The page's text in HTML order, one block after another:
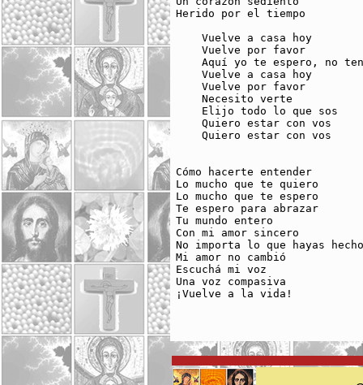
Herido por el tiempo
    Vuelve a casa hoy
    Vuelve por favor
Aquí yo te espero, no
    Vuelve a casa hoy
    Vuelve por favor
    Necesito verte
    Elijo todo lo que sos
    Quiero estar con vos
    Quiero estar con vos
Cómo hacerte entender
Lo mucho que te quiero
Lo mucho que te espero
Te espero para abrazar
Tu mundo entero
Con mi amor sincero
No importa lo que hayas hecho
Mi amor no cambió
Escuchá mi voz
Una voz compasiva
¡Vuelve a la vida!